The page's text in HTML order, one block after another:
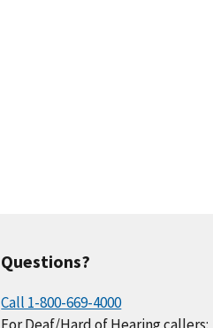
Questions?
Call 1-800-669-4000